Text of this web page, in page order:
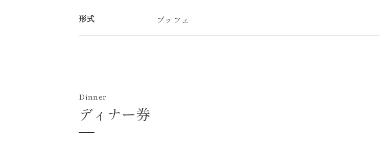
形式 ブッフェ
Dinner
ディナー券